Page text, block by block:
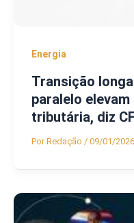
Energia
Transição
paralelo
tributária, diz
PorRedação / 09/01/2026